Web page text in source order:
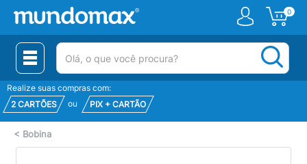
0
(pesquisar)
Realize suas compras com:
2 CARTÕES
ou PIX + CARTÃO
< Bobina